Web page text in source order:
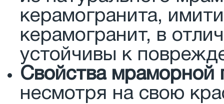
керамогранита,
керамогранит, в
устойчивы к
Свойства мраморной
несмотря на свою